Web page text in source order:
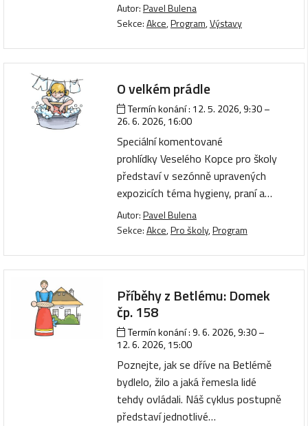
Autor:Pavel Bulena
Sekce:Akce,Program,Výstavy
O velkém prádle
Termín konání : 12. 5. 2026, 9:30–
26. 6. 2026, 16:00
Speciální komentované
prohlídky Veselého Kopce pro školy
představí v sezónně upravených
expozicích téma hygieny, praní a…
Autor:Pavel Bulena
Sekce:Akce,Pro školy,Program
Příběhy z Betlému: Domek
čp. 158
Termín konání : 9. 6. 2026, 9:30–
12. 6. 2026, 15:00
Poznejte, jak se dříve na Betlémě
bydlelo, žilo a jaká řemesla lidé
tehdy ovládali. Náš cyklus postupně
představí jednotlivé…